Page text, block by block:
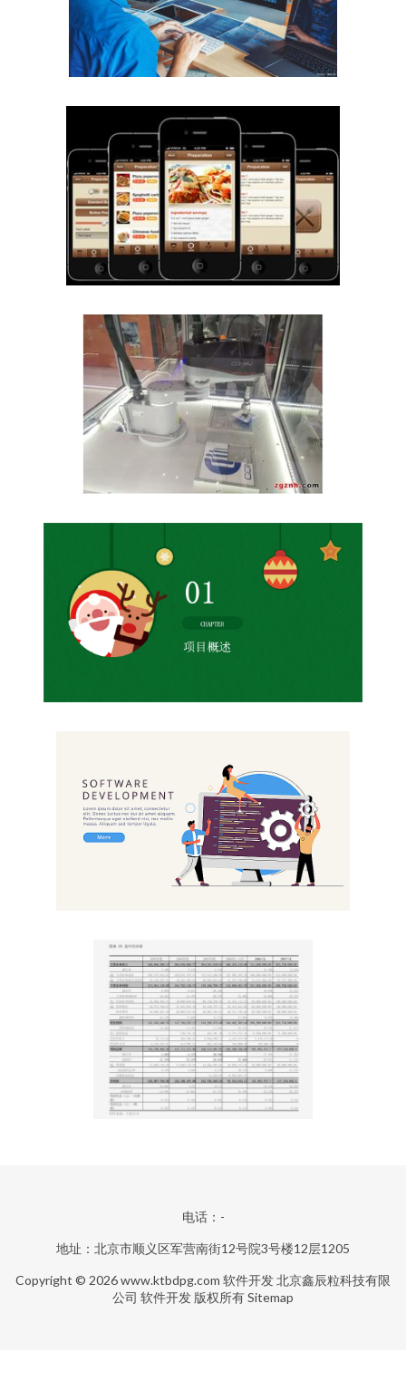
电话：-
地址：北京市顺义区军营南街12号院3号楼12层1205
Copyright © 2026www.ktbdpg.com 软件开发北京鑫辰粒科技有限
公司 软件开发 版权所有Sitemap